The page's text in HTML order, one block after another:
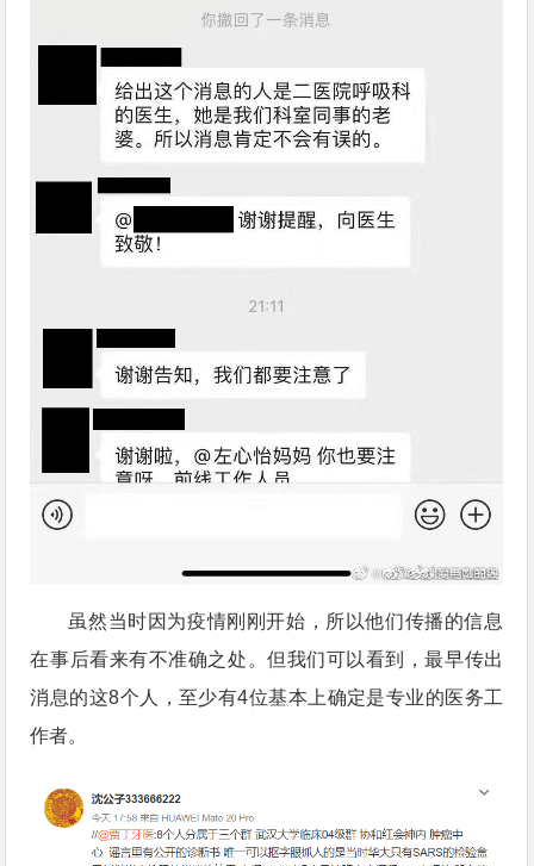
虽然当时因为疫情刚刚开始，所以他们传播的信息
在事后看来有不准确之处。但我们可以看到，最早传出
消息的这8个人，至少有4位基本上确定是专业的医务工
作者。